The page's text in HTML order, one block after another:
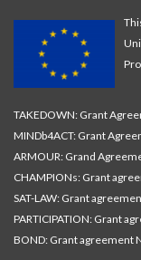
TAKEDOWN: Grant
MINDb4ACT: Grant
ARMOUR: Grand
CHAMPIONs: Grant
SAT-LAW: Grant
PARTICIPATION: Grant
BOND: Grant agreement